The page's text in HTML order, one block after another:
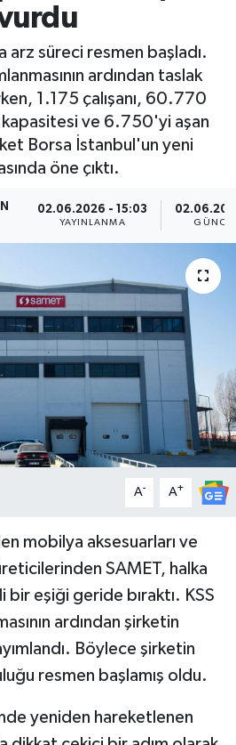
arz süreci resmen başladı.
ardından taslak
1.175 çalışanı, 60.770
ve 6.750'yi aşan
Borsa İstanbul'un yeni
öne çıktı.
02.06.2026 - 15:03
YAYINLANMA
A- A+
mobilya aksesuarları ve
SAMET, halka
eşiği geride bıraktı. KSS
ardından şirketin
Böylece şirketin
resmen başlamış oldu.
yeniden hareketlenen